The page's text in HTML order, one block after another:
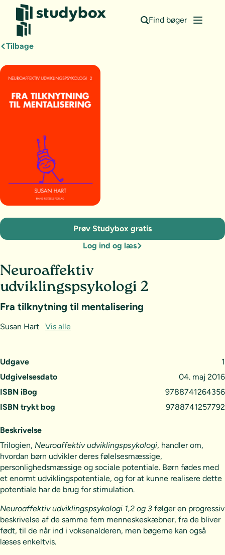
Find bøger
Tilbage
Udgave
1
Udgivelsesdato
04. maj 2016
ISBN iBog
9788741264356
ISBN trykt bog
9788741257792
Neuroaffektiv
udviklingspsykologi 2
Fra tilknytning til mentalisering
Susan Hart Vis alle
Prøv Studybox gratis
Log ind og læs
Beskrivelse
Trilogien, Neuroaffektiv udviklingspsykologi, handler om,
hvordan børn udvikler deres følelsesmæssige,
personlighedsmæssige og sociale potentiale. Børn fødes med
et enormt udviklingspotentiale, og for at kunne realisere dette
potentiale har de brug for stimulation.
Neuroaffektiv udviklingspsykologi 1,2 og 3 følger en progressiv
beskrivelse af de samme fem menneskeskæbner, fra de bliver
født, til de når ind i voksenalderen, men bøgerne kan også
læses enkeltvis.